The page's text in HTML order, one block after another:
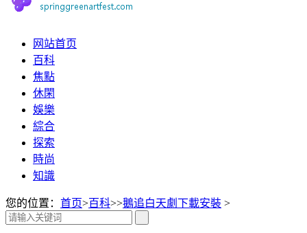
网站首页
百科
焦點
休閑
娛樂
綜合
探索
時尚
知識
您的位置： 首页>百科>>鵝追白天劇下載安裝 >